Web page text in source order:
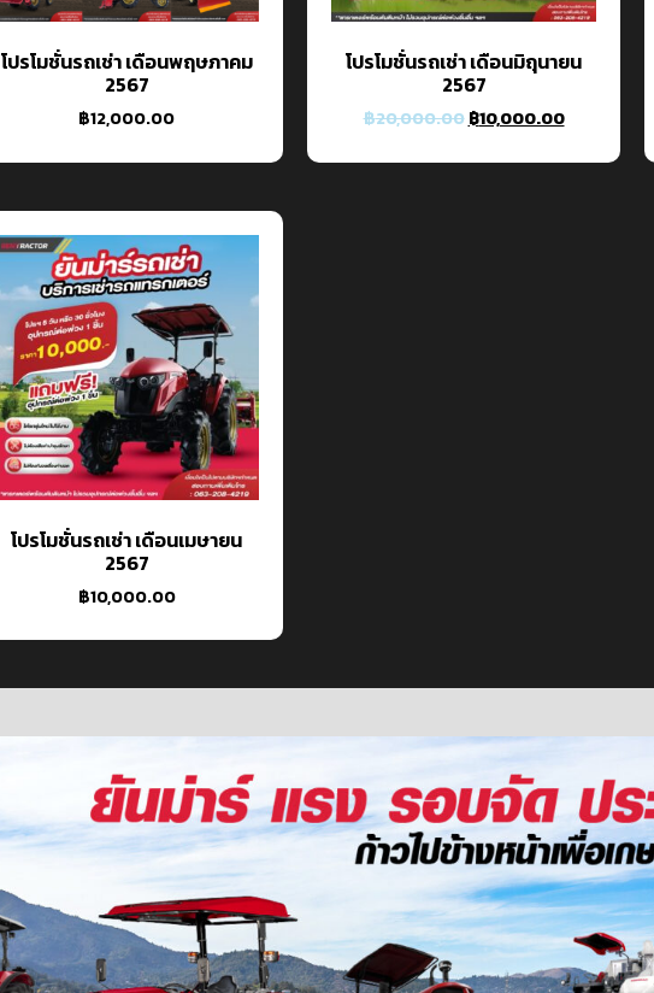
โปรโมชั่นรถเช่า เดือนพฤษภาคม
2567
฿12,000.00
โปรโมชั่นรถเช่า เดือนมิถุนายน
2567
฿20,000.00 ฿10,000.00
โปรโมชั่นรถเช่า เดือนเมษายน
2567
฿10,000.00